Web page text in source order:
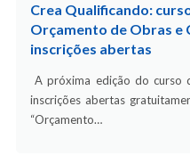
Crea Qualificando:
Orçamento de Obras e
inscrições abertas
A próxima edição do curso
inscrições abertas
“Orçamento…